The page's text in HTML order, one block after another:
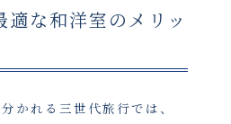
な和洋室のメリッ
かれる三世代旅行では、